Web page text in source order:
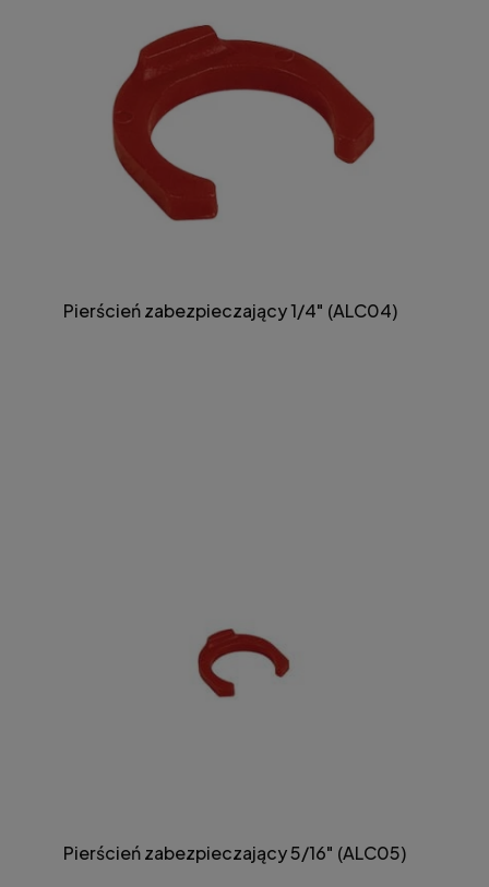
Pierścień zabezpieczający 1/4" (ALC04)
Pierścień zabezpieczający 5/16" (ALC05)